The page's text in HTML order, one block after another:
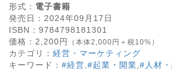
形式： 電子書籍
発売日： 2024年09月17日
ISBN： 9784798181301
価格： 2,200円 （本体2,000円＋税10%）
カテゴリ： 経営・マーケティング
キーワード： #経営 #起業・開業 #人材